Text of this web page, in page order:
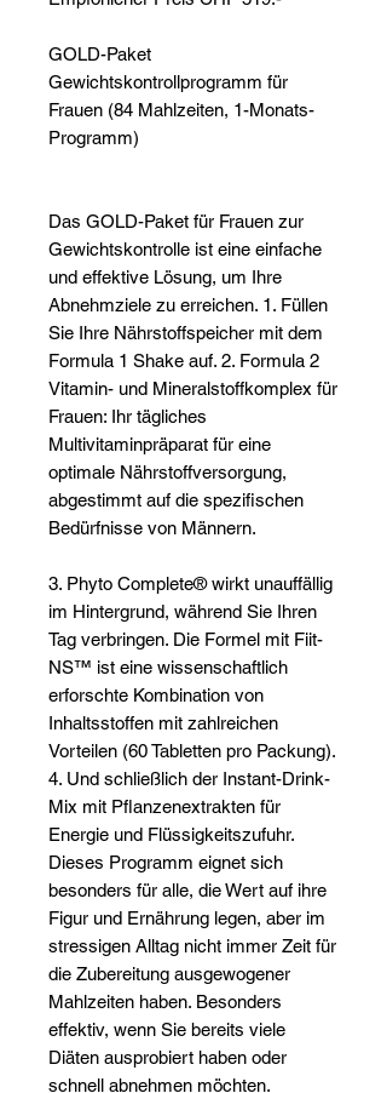
GOLD-Paket
Gewichtskontrollprogramm für
Frauen (84 Mahlzeiten, 1-Monats-
Programm)
Das GOLD-Paket für Frauen zur
Gewichtskontrolle ist eine einfache
und effektive Lösung, um Ihre
Abnehmziele zu erreichen. 1. Füllen
Sie Ihre Nährstoffspeicher mit dem
Formula 1 Shake auf. 2. Formula 2
Vitamin- und Mineralstoffkomplex für
Frauen: Ihr tägliches
Multivitaminpräparat für eine
optimale Nährstoffversorgung,
abgestimmt auf die spezifischen
Bedürfnisse von Männern.
3. Phyto Complete® wirkt unauffällig
im Hintergrund, während Sie Ihren
Tag verbringen. Die Formel mit Fiit-
NS™ ist eine wissenschaftlich
erforschte Kombination von
Inhaltsstoffen mit zahlreichen
Vorteilen (60 Tabletten pro Packung).
4. Und schließlich der Instant-Drink-
Mix mit Pflanzenextrakten für
Energie und Flüssigkeitszufuhr.
Dieses Programm eignet sich
besonders für alle, die Wert auf ihre
Figur und Ernährung legen, aber im
stressigen Alltag nicht immer Zeit für
die Zubereitung ausgewogener
Mahlzeiten haben. Besonders
effektiv, wenn Sie bereits viele
Diäten ausprobiert haben oder
schnell abnehmen möchten.